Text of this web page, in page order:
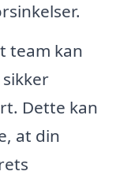
team kan
Dette kan
at din